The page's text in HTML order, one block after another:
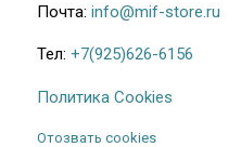
Почта: info@mif-store.ru
Тел: +7(925)626-6156
Политика Cookies
Отозвать cookies